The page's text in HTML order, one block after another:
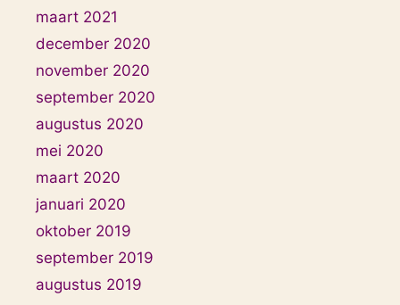
maart 2021
december 2020
november 2020
september 2020
augustus 2020
mei 2020
maart 2020
januari 2020
oktober 2019
september 2019
augustus 2019